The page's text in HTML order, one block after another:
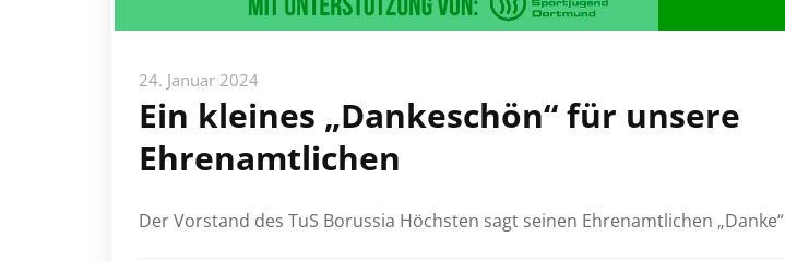
24. Januar 2024
Ein kleines „Dankeschön“ für unsere
Ehrenamtlichen
Der Vorstand des TuS Borussia Höchsten sagt seinen Ehrenamtlichen „Danke“